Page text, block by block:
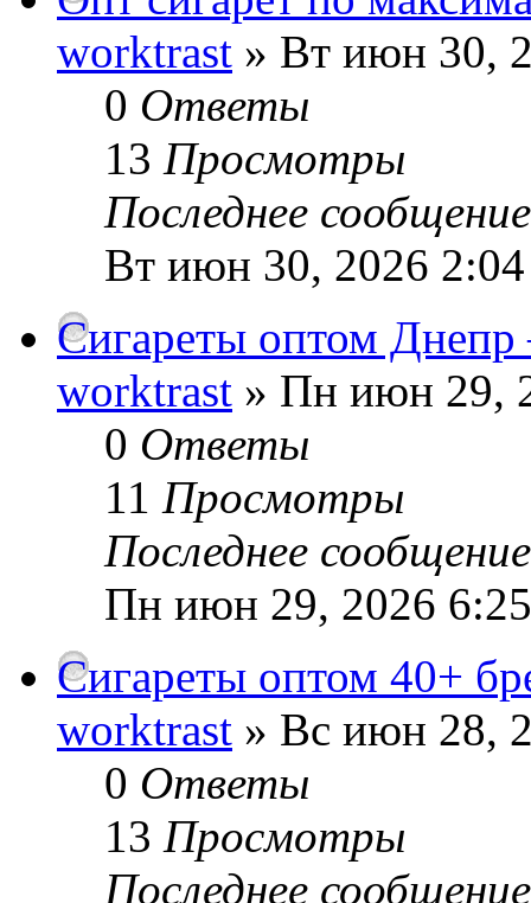
worktrast » Вт июн 30,
0 Ответы
13 Просмотры
Последнее
Вт июн 30, 2026
Сигареты оптом
worktrast » Пн июн 29,
0 Ответы
11 Просмотры
Последнее
Пн июн 29, 2026
Сигареты оптом 40+
worktrast » Вс июн 28,
0 Ответы
13 Просмотры
Последнее